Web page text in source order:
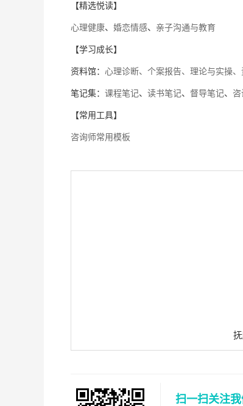
【精选悦读】
心理健康、 婚恋情感、 亲子沟通与教育
【学习成长】
资料馆： 心理诊断、个案报告、理论与实操
笔记集： 课程笔记、 读书笔记、 督导笔记、
【常用工具】
咨询师常用模板
扫一扫关注我